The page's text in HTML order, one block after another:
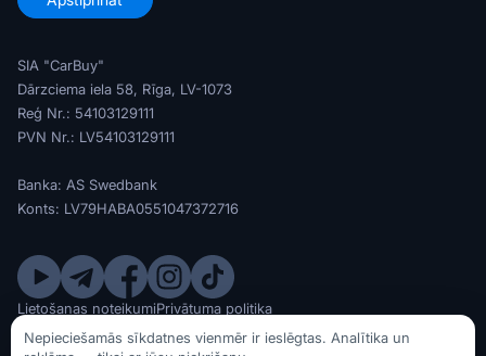
SIA "CarBuy"
Dārzciema iela 58, Rīga, LV-1073
Reģ Nr.: 54103129111
PVN Nr.: LV54103129111
Banka: AS Swedbank
Konts: LV79HABA0551047372716
© SIA CarBuy 2020 - 2026
Lietošanas noteikumiPrivātuma politika
Nepieciešamās sīkdatnes vienmēr ir ieslēgtas. Analītika un